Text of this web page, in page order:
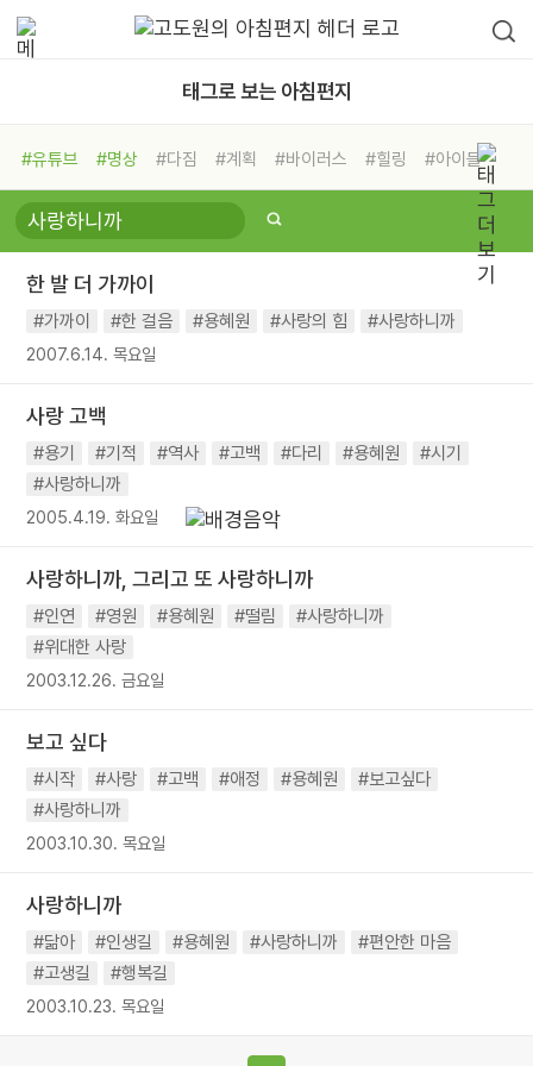
태그로 보는 아침편지
#유튜브 #명상 #다짐 #계획 #바이러스 #힐링
#아이들
#비전캠프
#독서캠프 #삶
#희망
#나눔 #친구 #링컨학교
#독서
#건강 #면역력
한 발 더 가까이
#가까이 #한 걸음 #용혜원 #사랑의 힘 #사랑하니까
2007.6.14. 목요일
사랑 고백
#용기 #기적 #역사 #고백 #다리 #용혜원
#시기
#사랑하니까
2005.4.19. 화요일
사랑하니까, 그리고 또 사랑하니까
#인연 #영원 #용혜원 #떨림
#사랑하니까
#위대한 사랑
2003.12.26. 금요일
보고 싶다
#시작 #사랑 #고백 #애정 #용혜원
#보고싶다
#사랑하니까
2003.10.30. 목요일
사랑하니까
#닮아 #인생길 #용혜원 #사랑하니까
#편안한 마음
#고생길
#행복길
2003.10.23. 목요일